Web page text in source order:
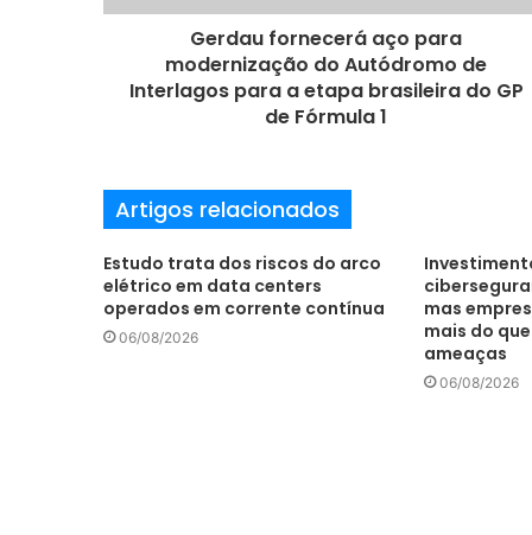
e
l
Gerdau fornecerá aço para
modernização do Autódromo de
Interlagos para a etapa brasileira do GP
de Fórmula 1
Artigos relacionados
Estudo trata dos riscos do arco
elétrico em data centers
operados em corrente contínua
06/08/2026
mas
mais do
ameaças
06/08/2026